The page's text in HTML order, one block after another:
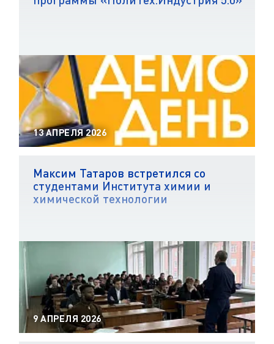
13 АПРЕЛЯ 2026
Максим Татаров встретился со
студентами Института химии и
химической технологии
9 АПРЕЛЯ 2026